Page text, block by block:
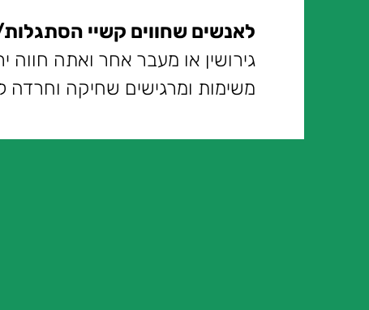
לאנשים שחווים קשיי
גירושין או מעבר אחר ואתה חווה
משימות ומרגישים שחיקה